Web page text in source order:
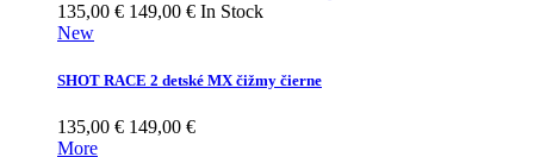
135,00 € 149,00 € In Stock
New
SHOT RACE 2 detské MX čižmy čierne
135,00 € 149,00 €
More